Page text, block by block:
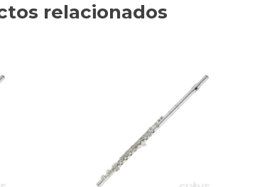
relacionados